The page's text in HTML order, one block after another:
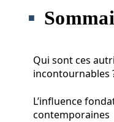
Qui sont ces
incontournables
L’influence
contemporaines